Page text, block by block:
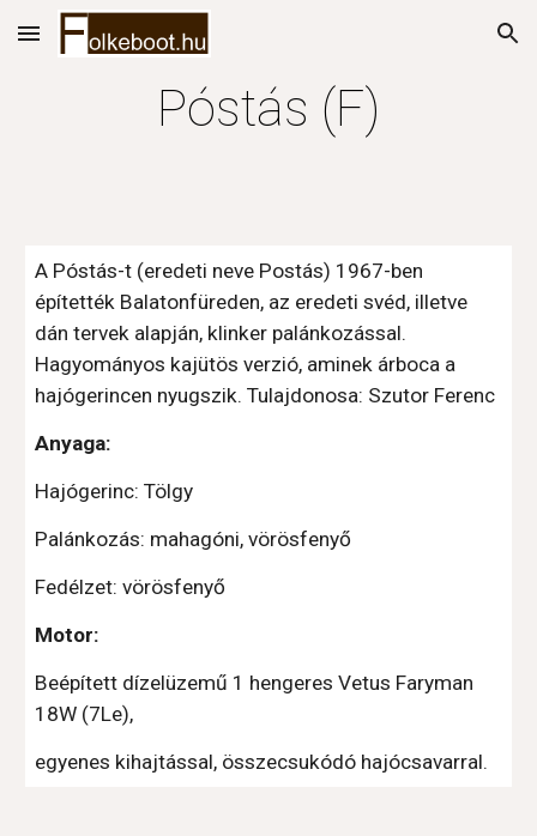
Skip to main content Skip to navigation
Póstás (F)
A Póstás-t (eredeti neve Postás) 1967-ben
építették Balatonfüreden, az eredeti svéd, illetve
dán tervek alapján, klinker palánkozással.
Hagyományos kajütös verzió, aminek árboca a
hajógerincen nyugszik. Tulajdonosa: Szutor Ferenc
Anyaga:
Hajógerinc: Tölgy
Palánkozás: mahagóni, vörösfenyő
Fedélzet: vörösfenyő
Motor:
Beépített dízelüzemű 1 hengeres Vetus Faryman
18W (7Le),
egyenes kihajtással, összecsukódó hajócsavarral.